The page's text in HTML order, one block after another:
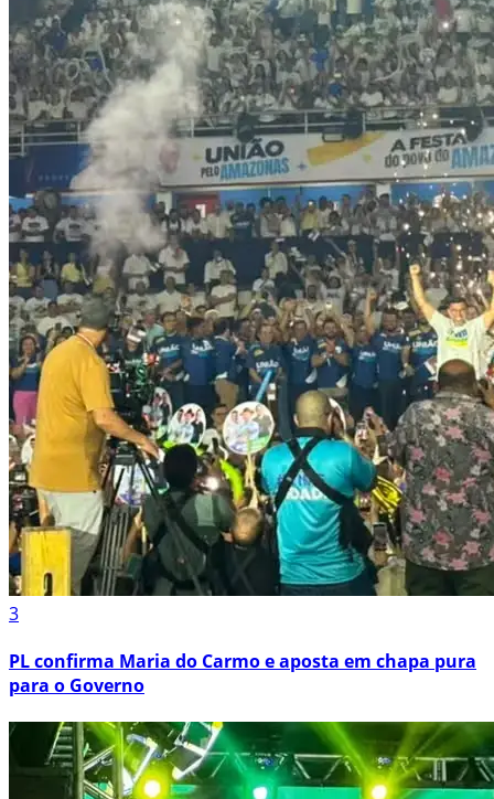
3
PL confirma Maria do Carmo e aposta em chapa pura
para o Governo